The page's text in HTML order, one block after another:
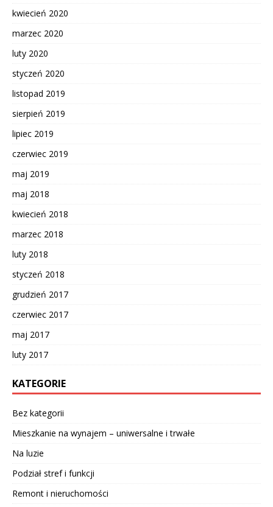
kwiecień 2020
marzec 2020
luty 2020
styczeń 2020
listopad 2019
sierpień 2019
lipiec 2019
czerwiec 2019
maj 2019
maj 2018
kwiecień 2018
marzec 2018
luty 2018
styczeń 2018
grudzień 2017
czerwiec 2017
maj 2017
luty 2017
KATEGORIE
Bez kategorii
Mieszkanie na wynajem – uniwersalne i trwałe
Na luzie
Podział stref i funkcji
Remont i nieruchomości